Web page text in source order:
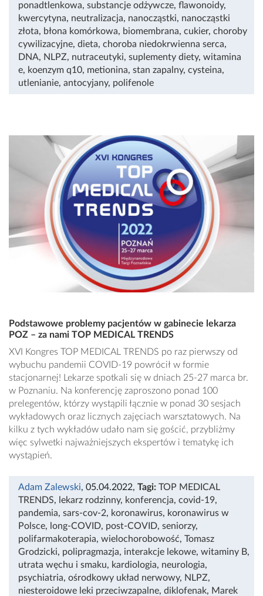
ponadtlenkowa, substancje odżywcze, flawonoidy,
kwercytyna, neutralizacja, nanocząstki, nanocząstki
złota, błona komórkowa, biomembrana, cukier, choroby
cywilizacyjne, dieta, choroba niedokrwienna serca,
DNA, NLPZ, nutraceutyki, suplementy diety, witamina
e, koenzym q10, metionina, stan zapalny, cysteina,
utlenianie, antocyjany, polifenole
Podstawowe problemy pacjentów w gabinecie lekarza
POZ – za nami TOP MEDICAL TRENDS
XVI Kongres TOP MEDICAL TRENDS po raz pierwszy od
wybuchu pandemii COVID-19 powrócił w formie
stacjonarnej! Lekarze spotkali się w dniach 25-27 marca br.
w Poznaniu. Na konferencję zaproszono ponad 100
prelegentów, którzy wystąpili łącznie w ponad 30 sesjach
wykładowych oraz licznych zajęciach warsztatowych. Na
kilku z tych wykładów udało nam się gościć, przybliżmy
więc sylwetki najważniejszych ekspertów i tematykę ich
wystąpień.
Adam Zalewski, 05.04.2022, Tagi: TOP MEDICAL
TRENDS, lekarz rodzinny, konferencja, covid-19,
pandemia, sars-cov-2, koronawirus, koronawirus w
Polsce, long-COVID, post-COVID, seniorzy,
polifarmakoterapia, wielochorobowość, Tomasz
Grodzicki, polipragmazja, interakcje lekowe, witaminy B,
utrata węchu i smaku, kardiologia, neurologia,
psychiatria, ośrodkowy układ nerwowy, NLPZ,
niesteroidowe leki przeciwzapalne, diklofenak, Marek